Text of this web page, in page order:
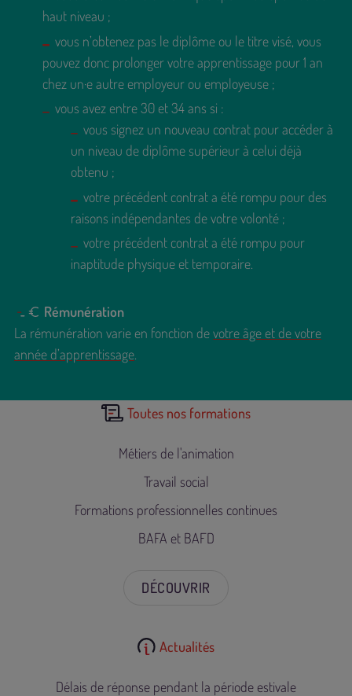
haut niveau ;
vous n’obtenez pas le diplôme ou le titre visé, vous
pouvez donc prolonger votre apprentissage pour 1 an
chez un·e autre employeur ou employeuse ;
vous avez entre 30 et 34 ans si :
vous signez un nouveau contrat pour accéder à
un niveau de diplôme supérieur à celui déjà
obtenu ;
votre précédent contrat a été rompu pour des
raisons indépendantes de votre volonté ;
votre précédent contrat a été rompu pour
inaptitude physique et temporaire.
Rémunération
La rémunération varie en fonction devotre âge et de votre
année d’apprentissage.
Toutes nos formations
Métiers de l'animation
Travail social
Formations professionnelles continues
BAFA et BAFD
DÉCOUVRIR
Actualités
Délais de réponse pendant la période estivale